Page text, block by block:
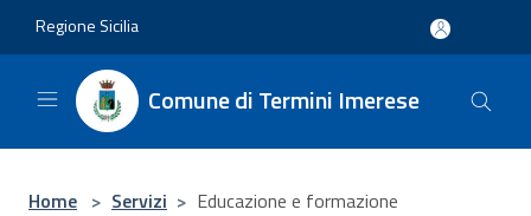
Regione Sicilia
Comune di Termini Imerese
Home > Servizi > Educazione e formazione